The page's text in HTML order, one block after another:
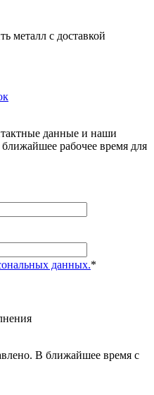
металл с доставкой
данные и наши
рабочее время для
данных.*
В ближайшее время с